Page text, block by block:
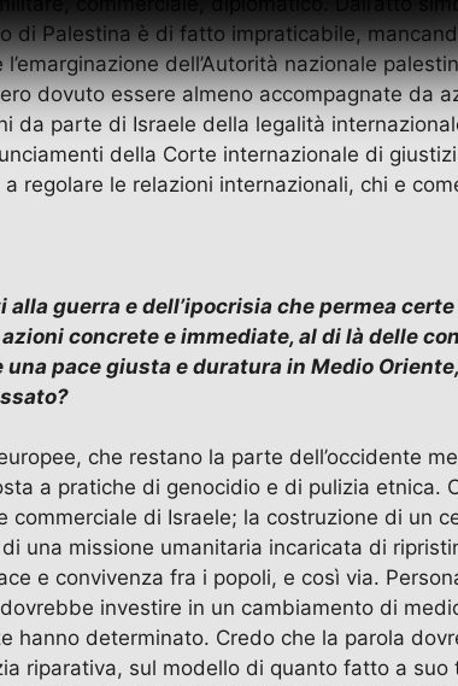
di Palestina è di fatto impraticabile,
dell’Autorità nazionale
dovuto essere almeno accompagnate da
da parte di Israele della legalità
della Corte internazionale di
le relazioni internazionali, chi e
guerra e dell’ipocrisia che permea
concrete e immediate, al di là delle
pace giusta e duratura in Medio
che restano la parte dell’occidente
a pratiche di genocidio e di pulizia etnica.
commerciale di Israele; la costruzione di un
una missione umanitaria incaricata di
e convivenza fra i popoli, e così via.
investire in un cambiamento di
determinato. Credo che la parola
riparativa, sul modello di quanto fatto a